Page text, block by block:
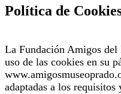
Política de
La Fundación Amigos
uso de las cookies en su
adaptadas a los